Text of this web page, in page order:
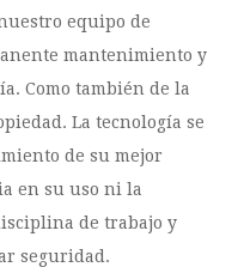
equipo de
mantenimiento y
Como también de la
La tecnología se
de su mejor
en su uso ni la
de trabajo y
seguridad.